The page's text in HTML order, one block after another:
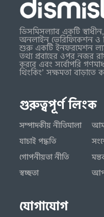
ডিসমিসল্যাব একটি
অনলাইন ভেরিফিকেশন ও
শুরু একটি ইনফরমেশন
তথ্য প্রবাহের ওপর নজর
করবে এবং সর্বোপরি
থিংকিং’ সক্ষমতা বাড়াতে
গুরুত্বপূর্ণ লিংক
সম্পাদকীয় নীতিমালা
যাচাই পদ্ধতি
গোপনীয়তা নীতি
স্বচ্ছতা
যোগাযোগ